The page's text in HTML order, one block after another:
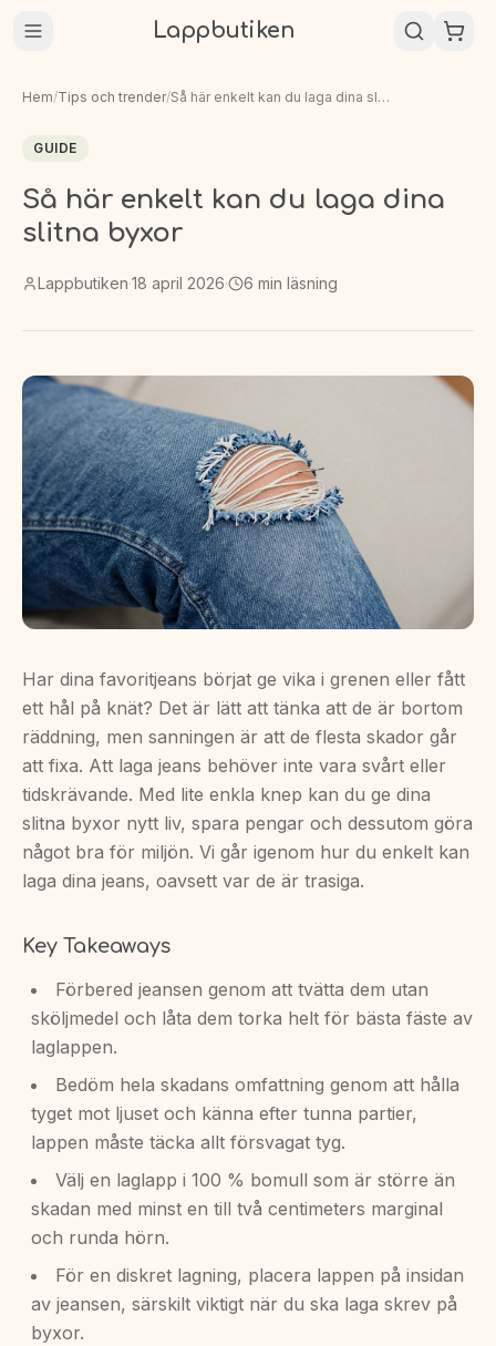
Lappbutiken
Hem/Tips och trender/ Så här enkelt kan du laga dina slitna byxor
GUIDE
Så här enkelt kan du laga dina
slitna byxor
Lappbutiken·18 april 2026· 6 min läsning
Har dina favoritjeans börjat ge vika i grenen eller fått
ett hål på knät? Det är lätt att tänka att de är bortom
räddning, men sanningen är att de flesta skador går
att fixa. Att laga jeans behöver inte vara svårt eller
tidskrävande. Med lite enkla knep kan du ge dina
slitna byxor nytt liv, spara pengar och dessutom göra
något bra för miljön. Vi går igenom hur du enkelt kan
laga dina jeans, oavsett var de är trasiga.
Key Takeaways
Förbered jeansen genom att tvätta dem utan
sköljmedel och låta dem torka helt för bästa fäste av
laglappen.
Bedöm hela skadans omfattning genom att hålla
tyget mot ljuset och känna efter tunna partier,
lappen måste täcka allt försvagat tyg.
Välj en laglapp i 100 % bomull som är större än
skadan med minst en till två centimeters marginal
och runda hörn.
För en diskret lagning, placera lappen på insidan
av jeansen, särskilt viktigt när du ska laga skrev på
byxor.